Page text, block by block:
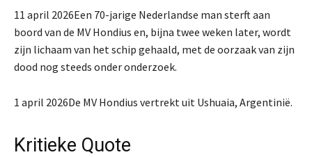
11 april 2026Een 70-jarige Nederlandse man sterft aan
boord van de MV Hondius en, bijna twee weken later, wordt
zijn lichaam van het schip gehaald, met de oorzaak van zijn
dood nog steeds onder onderzoek.
1 april 2026De MV Hondius vertrekt uit Ushuaia, Argentinië.
Kritieke Quote